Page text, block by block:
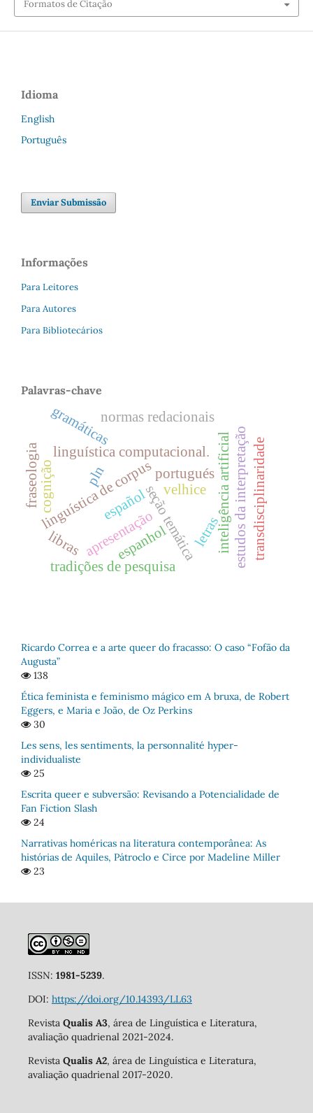
Formatos de Citação
Idioma
English
Português
Enviar Submissão
Informações
Para Leitores
Para Autores
Para Bibliotecários
Palavras-chave
linguística de corpus
linguística computacional. inteligência artificial
letras
apresentaçãoseção temática
cognição
tradições de pesquisa
gramáticas
portugués
español
espanhol
normas redacionais
estudos da interpretação
libras
fraseologia pln
velhice transdisciplinaridade
Ricardo Correa e a arte queer do fracasso: O caso “Fofão da
Augusta”
138
Ética feminista e feminismo mágico em A bruxa, de Robert
Eggers, e Maria e João, de Oz Perkins
30
Les sens, les sentiments, la personnalité hyper-
individualiste
25
Escrita queer e subversão: Revisando a Potencialidade de
Fan Fiction Slash
24
Narrativas homéricas na literatura contemporânea: As
histórias de Aquiles, Pátroclo e Circe por Madeline Miller
23
ISSN: 1981-5239.
DOI: https://doi.org/10.14393/LL63
Revista Qualis A3, área de Linguística e Literatura,
avaliação quadrienal 2021-2024.
Revista Qualis A2, área de Linguística e Literatura,
avaliação quadrienal 2017-2020.